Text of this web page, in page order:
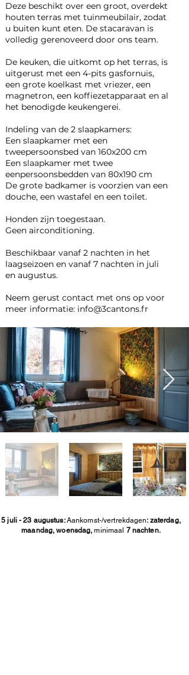
Deze beschikt over een groot, overdekt
houten terras met tuinmeubilair, zodat
u buiten kunt eten. De stacaravan is
volledig gerenoveerd door ons team.
De keuken, die uitkomt op het terras, is
uitgerust met een 4-pits gasfornuis,
een grote koelkast met vriezer, een
magnetron, een koffiezetapparaat en al
het benodigde keukengerei.
Indeling van de 2 slaapkamers:
Een slaapkamer met een
tweepersoonsbed van 160x200 cm
Een slaapkamer met twee
eenpersoonsbedden van 80x190 cm
De grote badkamer is voorzien van een
douche, een wastafel en een toilet.
Honden zijn toegestaan.
Geen airconditioning.
Beschikbaar vanaf 2 nachten in het
laagseizoen en vanaf 7 nachten in juli
en augustus.
Neem gerust contact met ons op voor
meer informatie: info@3cantons.fr
5 juli - 23 augustus:Aankomst-/vertrekdagen: zaterdag,
maandag, woensdag,minimaal 7 nachten.